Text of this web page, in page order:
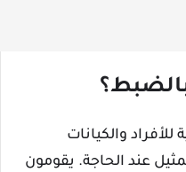
والكيانات
عند الحاجة. يقومون